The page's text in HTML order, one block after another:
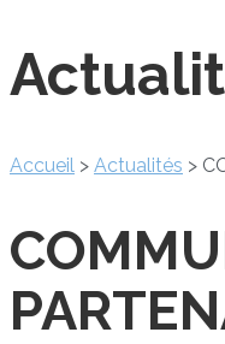
Accueil > Actualités >